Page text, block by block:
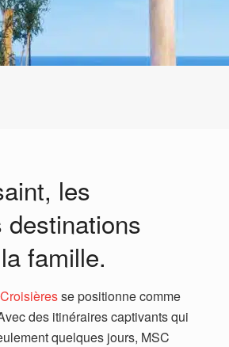
les
famille.
se positionne comme
des itinéraires captivants qui
quelques jours, MSC